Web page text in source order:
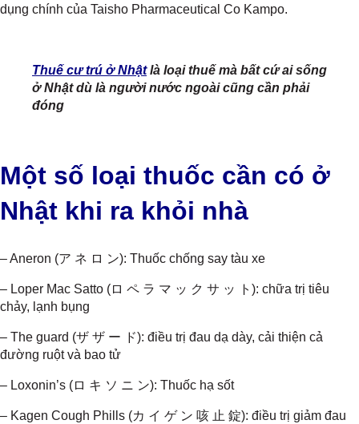
dụng chính của Taisho Pharmaceutical Co Kampo.
Thuế cư trú ở Nhậtlà loại thuế mà bất cứ ai sống
ở Nhật dù là người nước ngoài cũng cần phải
đóng
Một số loại thuốc cần có ở
Nhật khi ra khỏi nhà
– Aneron (ア ネ ロ ン): Thuốc chống say tàu xe
– Loper Mac Satto (ロ ペ ラ マ ッ ク サ ッ ト ): chữa trị tiêu
chảy, lạnh bụng
– The guard (ザ ザ ー ド): điều trị đau dạ dày, cải thiện cả
đường ruột và bao tử
– Loxonin’s (ロ キ ソ ニ ン): Thuốc hạ sốt
– Kagen Cough Phills (カ イ ゲ ン 咳 止 錠): điều trị giảm đau